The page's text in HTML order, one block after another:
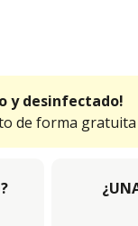
y desinfectado!
de forma